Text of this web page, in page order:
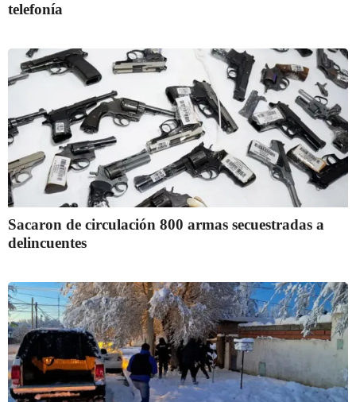
telefonía
Sacaron de circulación 800 armas secuestradas a
delincuentes